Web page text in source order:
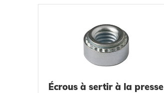
Écrous à sertir à la presse